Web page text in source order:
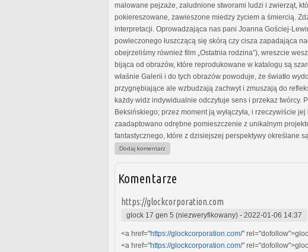
malowane pejzaże, zaludnione stworami ludzi i zwierząt,
pokiereszowane, zawieszone miedzy życiem a śmiercią.
interpretacji. Oprowadzająca nas pani Joanna Gościej-
powleczonego łuszczącą się skórą czy cisza zapadająca
obejrzeliśmy również film „Ostatnia rodzina”), wreszcie
bijąca od obrazów, które reprodukowane w katalogu są
właśnie Galerii i do tych obrazów powoduje, że światło
przygnębiające ale wzbudzają zachwyt i zmuszają do
każdy widz indywidualnie odczytuje sens i przekaz twórcy.
Beksińskiego; przez moment ją wyłączyła, i rzeczywiście
zaadaptowano odrębne pomieszczenie z unikalnym
fantastycznego, które z dzisiejszej perspektywy określane
Dodaj komentarz
Komentarze
https://glockcorporation.com
glock 17 gen 5 (niezweryfikowany) - 2022-01-06 14:37
<a href="https://glockcorporation.com/"
<a href="https://glockcorporation.com/"